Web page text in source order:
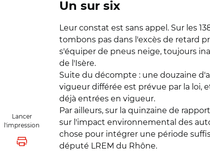
Lancer
l'impression
Lancer l'impression
Un sur six
Leur constat est sans appel. Sur les
tombons pas dans l'excès de retard
s'équiper de pneus neige, toujours
de l'Isère.
Suite du décompte : une douzaine
vigueur différée est prévue par la loi,
déjà entrées en vigueur.
Par ailleurs, sur la quinzaine de
sur l'impact environnemental des
chose pour intégrer une période
député LREM du Rhône.